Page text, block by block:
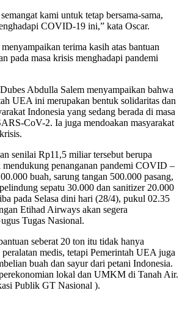
kami untuk tetap bersama-sama,
COVID-19 ini,” kata Oscar.
terima kasih atas bantuan
pada masa krisis menghadapi pandemi
Abdulla Salem menyampaikan bahwa
UEA ini merupakan bentuk solidaritas dan
Indonesia yang sedang berada di masa
CoV-2. Ia juga mendoakan masyarakat
senilai Rp11,5 miliar tersebut berupa
mendukung penanganan pandemi COVID –
buah, sarung tangan 500.000 pasang,
sepatu 30.000 dan sanitizer 20.000
pada Selasa dini hari (28/4), pukul 02.35
Etihad Airways akan segera
Tugas Nasional.
seberat 20 ton itu tidak hanya
medis, tetapi Pemerintah UEA juga
buah dan sayur dari petani Indonesia.
lokal dan UMKM di Tanah Air.
Publik GT Nasional ).